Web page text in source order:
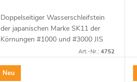
Doppelseitiger Wasserschleifstein
der japanischen Marke SK11 der
Körnungen #1000 und #3000 JIS
zum Schärfen von Messerklingen,
Inklusive Ständer...
Art.-Nr.: 4752
Neu